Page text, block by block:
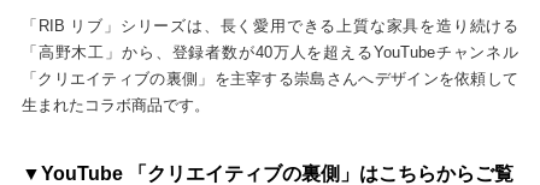
「RIB リブ」シリーズは、長く愛用できる上質な家具を造り続ける
「高野木工」から、登録者数が40万人を超えるYouTubeチャンネル
「クリエイティブの裏側」を主宰する崇島さんへデザインを依頼して
生まれたコラボ商品です。
▼YouTube 「クリエイティブの裏側」はこちらからご覧